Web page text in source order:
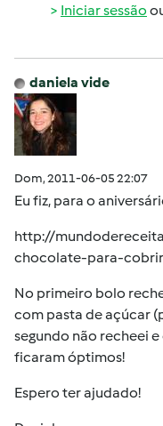
Iniciar sessão
daniela vide
Dom, 2011-06-05 22:07
Eu fiz, para o
http://
chocolate-para-
No primeiro bolo
com pasta de açúcar
segundo não recheei
ficaram óptimos!
Espero ter ajudado!